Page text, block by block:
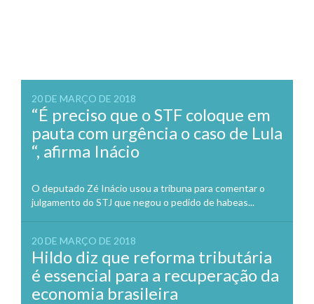
20 DE MARÇO DE 2018
“É preciso que o STF coloque em
pauta com urgência o caso de Lula
“, afirma Inácio
O deputado Zé Inácio usou a tribuna para comentar o
julgamento do STJ que negou o pedido de habeas...
20 DE MARÇO DE 2018
Hildo diz que reforma tributária
é essencial para a recuperação da
economia brasileira